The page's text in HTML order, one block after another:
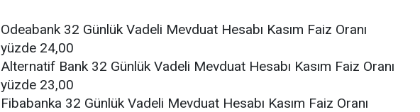
Odeabank 32 Günlük Vadeli Mevduat Hesabı Kasım Faiz Oranı
yüzde 24,00
Alternatif Bank 32 Günlük Vadeli Mevduat Hesabı Kasım Faiz Oranı
yüzde 23,00
Fibabanka 32 Günlük Vadeli Mevduat Hesabı Kasım Faiz Oranı